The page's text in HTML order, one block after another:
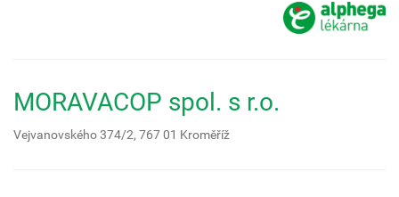
MORAVACOP spol. s r.o.
Vejvanovského 374/2, 767 01 Kroměříž